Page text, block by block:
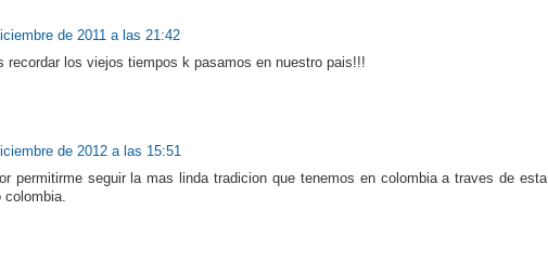
de 2011 a las 21:42
recordar los viejos tiempos k pasamos en nuestro pais!!!
de 2012 a las 15:51
permitirme seguir la mas linda tradicion que tenemos en colombia a traves de esta
colombia.